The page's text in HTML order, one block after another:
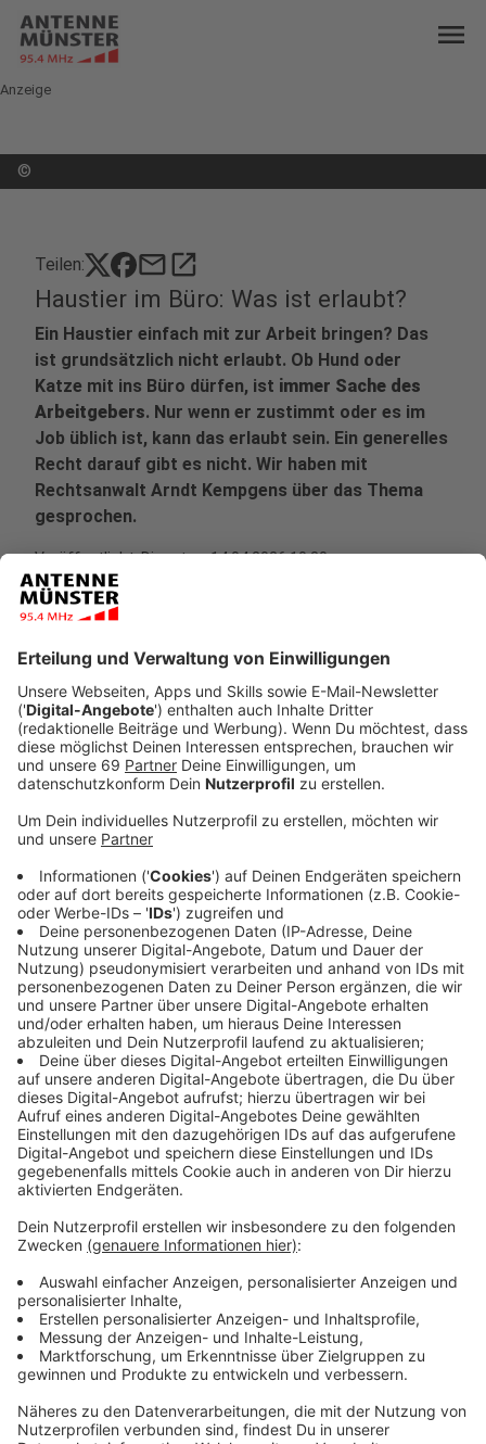
menu
Anzeige
©
Teilen: mailopen_in_new
Haustier im Büro: Was ist erlaubt?
Ein Haustier einfach mit zur Arbeit bringen? Das
ist grundsätzlich nicht erlaubt. Ob Hund oder
Katze mit ins Büro dürfen, ist immer Sache des
Arbeitgebers. Nur wenn er zustimmt oder es im
Job üblich ist, kann das erlaubt sein. Ein generelles
Recht darauf gibt es nicht. Wir haben mit
Rechtsanwalt Arndt Kempgens über das Thema
gesprochen.
Veröffentlicht:Dienstag, 14.04.2026 10:30
Anzeige
Erlaubnis - mündlich reicht oft schon
Anzeige
Wenn ein Arbeitgeber einverstanden ist, muss das
nicht zwingend schriftlich festgehalten werden.
Einemündliche Absprachereicht in vielen Fällen
schon aus. Manche Unternehmen regeln das aber auch
klar im Arbeitsvertrag – zum Beispiel über eine
sogenannte „Tierklausel“.
Anzeige
Ausnahmefälle sind möglich - aber nur
kurzfristig
Anzeige
In besonderen Situationen kann ein Tier auch mal
kurzfristig mitgebracht werden. Zum Beispiel:
wenn es krank ist
oder dringend betreut werden muss
Aber: Das gilt nurvorübergehend und mit
Absprache . Ein dauerhaftes Mitbringen ohne
Genehmigung ist nicht erlaubt.